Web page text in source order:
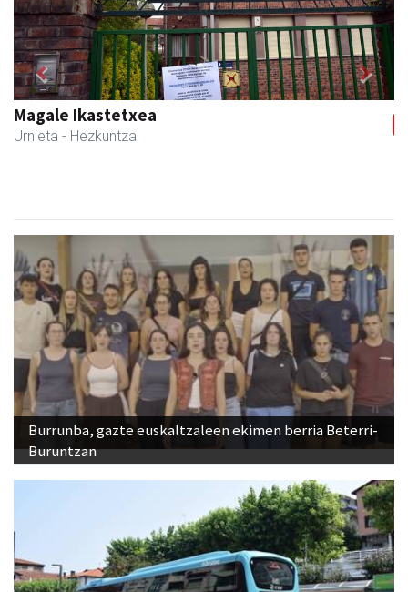
Magale Ikastetxea
Urnieta - Hezkuntza
Previous Next
Burrunba, gazte euskaltzaleen ekimen berria Beterri-
Buruntzan